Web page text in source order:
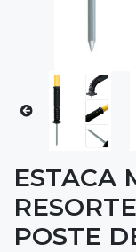
ESTACA
POSTE